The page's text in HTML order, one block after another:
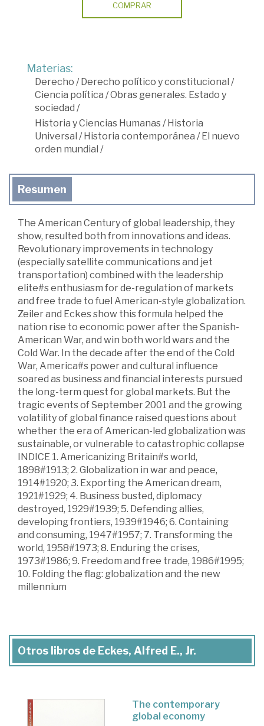
COMPRAR
Materias:
Derecho /Derecho político y constitucional /
Ciencia política /Obras generales. Estado y
sociedad /
Historia y Ciencias Humanas/Historia
Universal /Historia contemporánea /El nuevo
orden mundial /
Resumen
The American Century of global leadership, they
show, resulted both from innovations and ideas.
Revolutionary improvements in technology
(especially satellite communications and jet
transportation) combined with the leadership
elite#s enthusiasm for de-regulation of markets
and free trade to fuel American-style globalization.
Zeiler and Eckes show this formula helped the
nation rise to economic power after the Spanish-
American War, and win both world wars and the
Cold War. In the decade after the end of the Cold
War, America#s power and cultural influence
soared as business and financial interests pursued
the long-term quest for global markets. But the
tragic events of September 2001 and the growing
volatility of global finance raised questions about
whether the era of American-led globalization was
sustainable, or vulnerable to catastrophic collapse
INDICE 1. Americanizing Britain#s world,
1898#1913; 2. Globalization in war and peace,
1914#1920; 3. Exporting the American dream,
1921#1929; 4. Business busted, diplomacy
destroyed, 1929#1939; 5. Defending allies,
developing frontiers, 1939#1946; 6. Containing
and consuming, 1947#1957; 7. Transforming the
world, 1958#1973; 8. Enduring the crises,
1973#1986; 9. Freedom and free trade, 1986#1995;
10. Folding the flag: globalization and the new
millennium
Otros libros de Eckes, Alfred E., Jr.
The contemporary
global economy